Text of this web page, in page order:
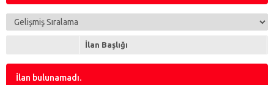
Auri
BlackBerry (0)
Codegen (0)
Concord (0)
İlan Başlığı
İlan bulunamadı.